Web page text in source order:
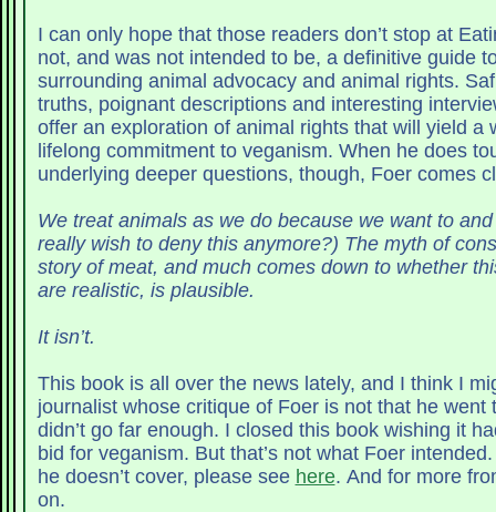
I can only hope that those readers don’t stop at
not, and was not intended to be, a definitive guide
surrounding animal advocacy and animal rights.
truths, poignant descriptions and interesting
offer an exploration of animal rights that will yield a
lifelong commitment to veganism. When he does
underlying deeper questions, though, Foer comes
We treat animals as we do because we want to
really wish to deny this anymore?) The myth of
story of meat, and much comes down to whether
are realistic, is plausible.
It isn’t.
This book is all over the news lately, and I think I
journalist whose critique of Foer is not that he went
didn’t go far enough. I closed this book wishing it
bid for veganism. But that’s not what Foer
he doesn’t cover, please see here. And for more
on.